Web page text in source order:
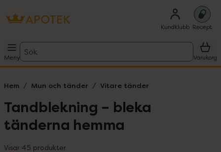
Kundklubb Recept
Meny
Sök
Varukorg
Hem Mun och tänder Vitare tänder
Tandblekning – bleka
tänderna hemma
Visar 45 produkter